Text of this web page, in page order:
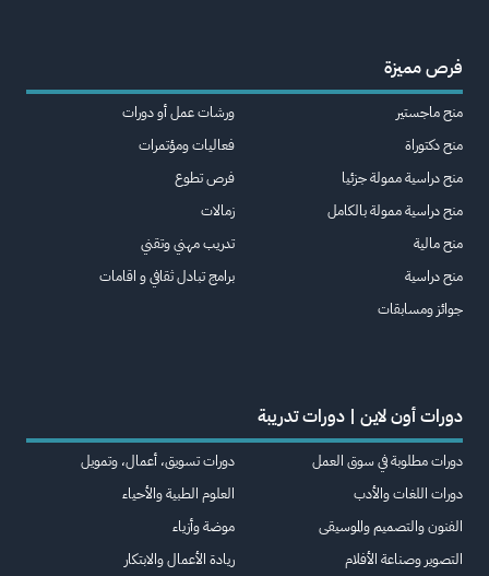
فرص مميزة
منح ماجستير
منح دكتوراة
منح دراسية ممولة جزئيا
منح دراسية ممولة بالكامل
منح مالية
منح دراسية
جوائز ومسابقات
ورشات عمل أو دورات
فعاليات ومؤتمرات
فرص تطوع
زمالات
تدريب مهني وتقني
برامج تبادل ثقافي و اقامات
دورات أون لاين | دورات تدريبة
دورات مطلوبة في سوق العمل
دورات اللغات والأدب
الفنون والتصميم والموسيقى
التصوير وصناعة الأفلام
دورات تسويق، أعمال، وتمويل
العلوم الطبية والأحياء
موضة وأزياء
ريادة الأعمال والابتكار